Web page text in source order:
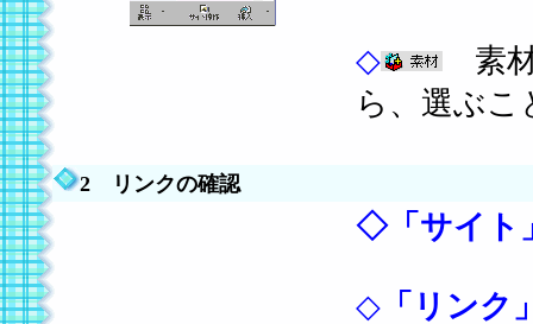
◇
素
ら、選ぶ
2 リンクの確認
◇「サイト
◇ 「リン